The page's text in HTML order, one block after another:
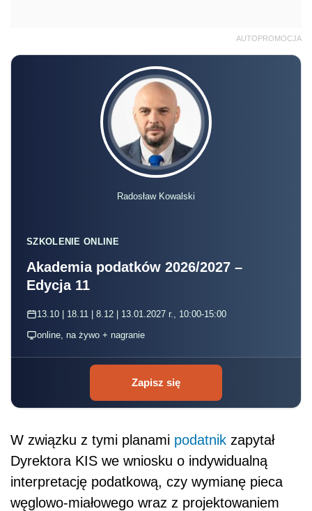
AUTOPROMOCJA
Radosław Kowalski
SZKOLENIE ONLINE
Akademia podatków 2026/2027 –
Edycja 11
13.10 | 18.11 | 8.12 | 13.01.2027 r., 10:00-15:00
online, na żywo + nagranie
Zapisz się
W związku z tymi planami podatnik zapytał
Dyrektora KIS we wniosku o indywidualną
interpretację podatkową, czy wymianę pieca
węglowo-miałowego wraz z projektowaniem